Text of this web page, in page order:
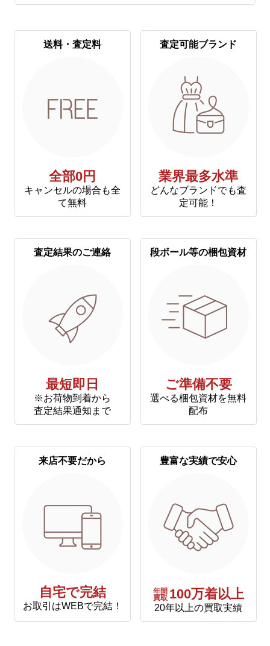
送料・査定料
全部0円
キャンセルの場合も全
て無料
査定可能ブランド
業界最多水準
どんなブランドでも査
定可能！
査定結果のご連絡
最短即日
※お荷物到着から
査定結果通知まで
段ボール等の梱包資材
ご準備不要
選べる梱包資材を無料
配布
来店不要だから
自宅で完結
お取引はWEBで完結！
豊富な実績で安心
年間
買取 100万着以上
20年以上の買取実績